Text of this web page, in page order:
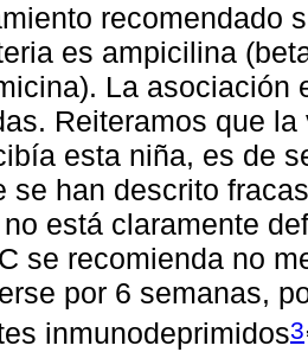
recomendado
es ampicilina
La asociación
Reiteramos que
esta niña, es de
se han descrito
está claramente
se recomienda no
por 6 semanas,
inmunodeprimidos3